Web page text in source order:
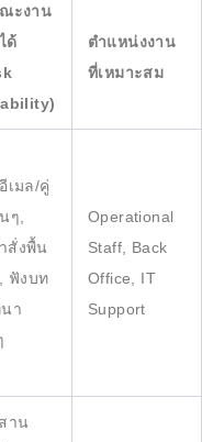
ะงาน
ด้
ตำแหน่งงาน
ที่เหมาะสม
เมล/คู่
ๆ,
สั่งพื้น
ฟังบท
า
Operational
Staff, Back
Office, IT
Support
าน